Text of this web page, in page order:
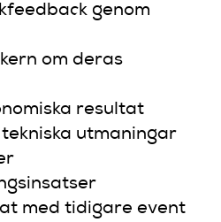
genom
om deras
resultat
utmaningar
med tidigare event